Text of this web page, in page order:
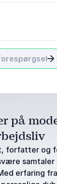
på
forfatter og
samtaler
erfaring